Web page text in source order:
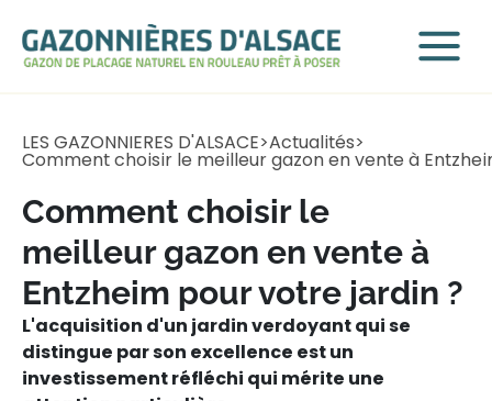
LES GAZONNIERES D'ALSACE>Actualités>
Comment choisir le meilleur gazon en vente à
Comment choisir le
meilleur gazon en vente à
Entzheim pour votre jardin ?
L'acquisition d'un jardin verdoyant qui se
distingue par son excellence est un
investissement réfléchi qui mérite une